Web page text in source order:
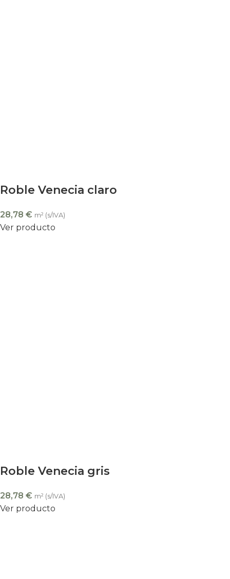
Roble Venecia claro
28,78 € m² (s/IVA)
Ver producto
Roble Venecia gris
28,78 € m² (s/IVA)
Ver producto